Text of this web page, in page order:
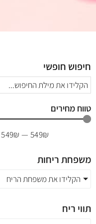
חיפוש חופשי
טווח מחירים
549₪
—
549₪
משפחת ריחות
הקלידו את משפחת הריח
תווי ריח